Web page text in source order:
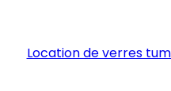
Location de verres